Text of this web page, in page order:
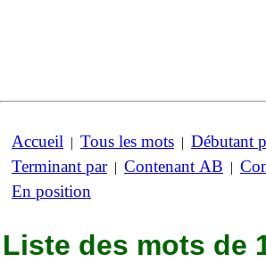
Accueil | Tous les mots | Débutant
Terminant par| Contenant AB |
En position
Liste des mots de